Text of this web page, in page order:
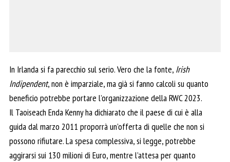
In Irlanda si fa parecchio sul serio. Vero che la fonte, Irish
Indipendent, non è imparziale, ma già si fanno calcoli su quanto
beneficio potrebbe portare l’organizzazione della RWC 2023.
Il Taoiseach Enda Kenny ha dichiarato che il paese di cui è alla
guida dal marzo 2011 proporrà un’offerta di quelle che non si
possono rifiutare. La spesa complessiva, si legge, potrebbe
aggirarsi sui 130 milioni di Euro, mentre l’attesa per quanto